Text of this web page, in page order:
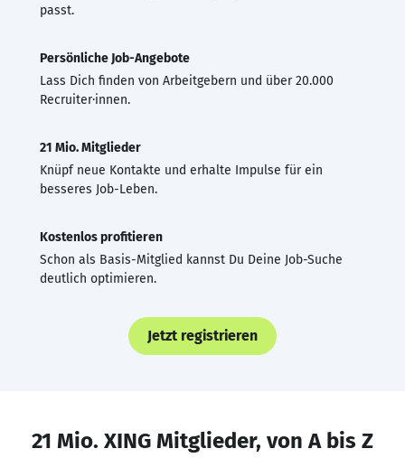
passt.
Persönliche Job-Angebote
Lass Dich finden von Arbeitgebern und über 20.000
Recruiter·innen.
21 Mio. Mitglieder
Knüpf neue Kontakte und erhalte Impulse für ein
besseres Job-Leben.
Kostenlos profitieren
Schon als Basis-Mitglied kannst Du Deine Job-Suche
deutlich optimieren.
Jetzt registrieren
21 Mio. XING Mitglieder, von A bis Z